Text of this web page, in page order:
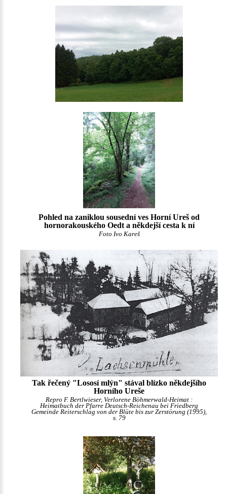
Pohled na zaniklou sousední ves Horní Ureš od
hornorakouského Oedt a někdejší cesta k ní
Foto Ivo Kareš
Tak řečený "Lososí mlýn" stával blízko někdejšího
Horního Ureše
Repro F. Bertlwieser, Verlorene Böhmerwald-Heimat :
Heimatbuch der Pfarre Deutsch-Reichenau bei Friedberg
Gemeinde Reiterschlag von der Blüte bis zur Zerstörung (1995),
s. 79